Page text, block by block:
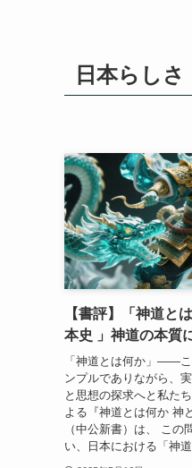
日本らしさ
【書評】「神道と
本史 」神道の本質
「神道とは何か」――
ンプルでありながら、
と思想の探求へと私た
よる『神道とは何か 神
（中公新書）は、 この
い、日本における「神